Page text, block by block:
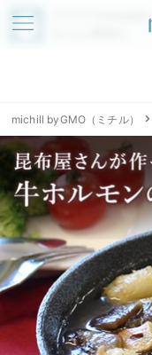
アプリでmichillが
michill byGMO（ミチル）